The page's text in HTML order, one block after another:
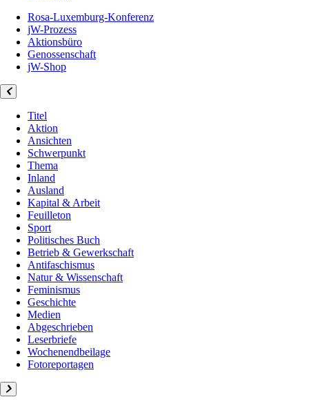
Rosa-Luxemburg-Konferenz
jW-Prozess
Aktionsbüro
Genossenschaft
jW-Shop
Titel
Aktion
Ansichten
Schwerpunkt
Thema
Inland
Ausland
Kapital & Arbeit
Feuilleton
Sport
Politisches Buch
Betrieb & Gewerkschaft
Antifaschismus
Natur & Wissenschaft
Feminismus
Geschichte
Medien
Abgeschrieben
Leserbriefe
Wochenendbeilage
Fotoreportagen